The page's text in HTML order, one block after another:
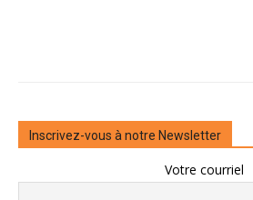
Inscrivez-vous à notre Newsletter
Votre courriel